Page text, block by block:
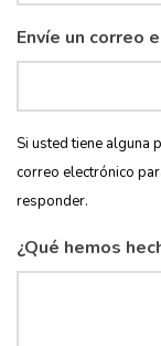
Envíe un correo
Si usted tiene alguna
correo electrónico
responder.
¿Qué hemos